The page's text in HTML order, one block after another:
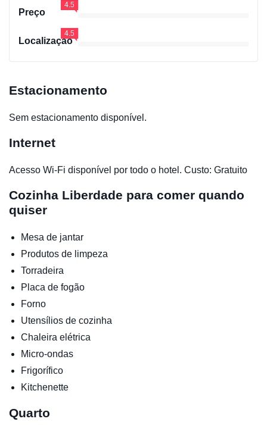
Preço
4.5
Localização
4.5
Estacionamento
Sem estacionamento disponível.
Internet
Acesso Wi-Fi disponível por todo o hotel. Custo: Gratuito
Cozinha Liberdade para comer quando
quiser
Mesa de jantar
Produtos de limpeza
Torradeira
Placa de fogão
Forno
Utensílios de cozinha
Chaleira elétrica
Micro-ondas
Frigorífico
Kitchenette
Quarto